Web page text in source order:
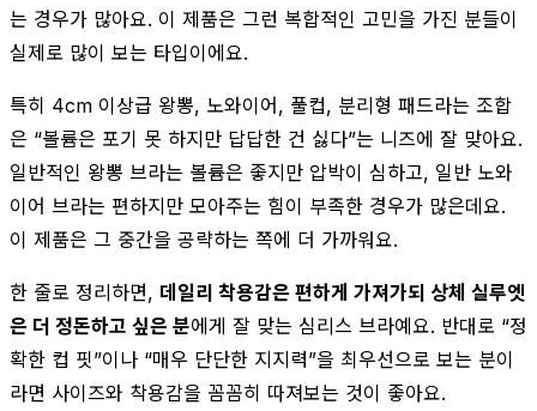
는 경우가 많아요. 이 제품은 그런 복합적인 고민을 가진 분들이
실제로 많이 보는 타입이에요.
특히 4cm 이상급 왕뽕, 노와이어, 풀컵, 분리형 패드라는 조합
은 “볼륨은 포기 못 하지만 답답한 건 싫다”는 니즈에 잘 맞아요.
일반적인 왕뽕 브라는 볼륨은 좋지만 압박이 심하고, 일반 노와
이어 브라는 편하지만 모아주는 힘이 부족한 경우가 많은데요.
이 제품은 그 중간을 공략하는 쪽에 더 가까워요.
한 줄로 정리하면, 데일리 착용감은 편하게 가져가되 상체 실루엣
은 더 정돈하고 싶은 분에게 잘 맞는 심리스 브라예요. 반대로 “정
확한 컵 핏”이나 “매우 단단한 지지력”을 최우선으로 보는 분이
라면 사이즈와 착용감을 꼼꼼히 따져보는 것이 좋아요.